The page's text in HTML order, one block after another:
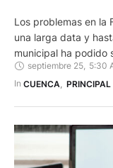
Los problemas en la
una larga data y
municipal ha podido
septiembre 25, 5:30
In CUENCA PRINCIPAL